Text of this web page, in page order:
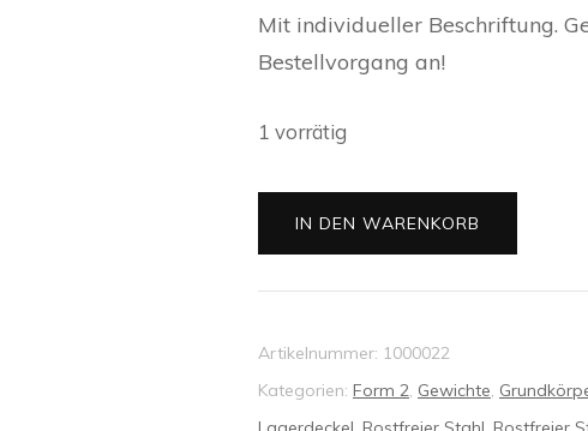
Mit individueller Beschriftung.
Bestellvorgang an!
1 vorrätig
Fidget
Spinner
IN DEN WARENKORB
Artikelnummer: 1000022
Kategorien: Form 2, Gewichte,